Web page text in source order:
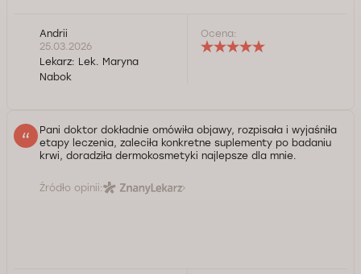
Andrii
25.03.2026
Lekarz: Lek. Maryna
Nabok
Ocena:
Pani doktor dokładnie omówiła objawy, rozpisała i wyjaśniła
etapy leczenia, zaleciła konkretne suplementy po badaniu
krwi, doradziła dermokosmetyki najlepsze dla mnie.
Źródło opinii: